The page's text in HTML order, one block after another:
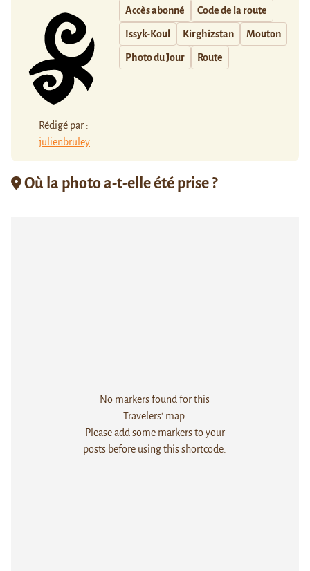
Rédigé par :
julienbruley
Accès abonné Code de la route
Issyk-Koul Kirghizstan Mouton
Photo du Jour Route
Où la photo a-t-elle été prise ?
No markers found for this
Travelers' map.
Please add some markers to your
posts before using this shortcode.